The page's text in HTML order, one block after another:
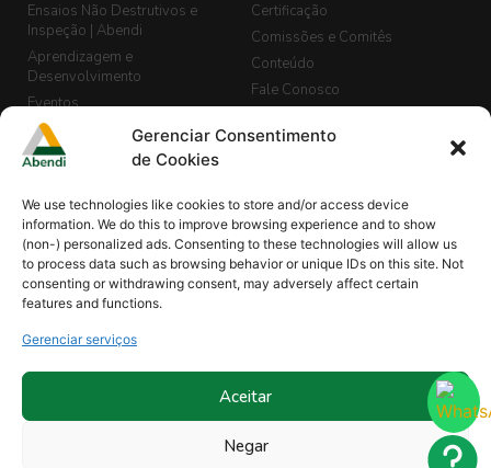
Gerenciar Consentimento
de Cookies
We use technologies like cookies to store and/or access device
information. We do this to improve browsing experience and to show
(non-) personalized ads. Consenting to these technologies will allow us
to process data such as browsing behavior or unique IDs on this site. Not
consenting or withdrawing consent, may adversely affect certain
features and functions.
Gerenciar serviços
Aceitar
Negar
Ensaios Não Destrutivos e
Inspeção | Abendi
Aprendizagem e
Desenvolvimento
Eventos
Banco de Currículos
Cadastro de Vagas
Blog Abendi Digital
Certificação
Comissões e Comitês
Conteúdo
Fale Conosco
Guia de END, Inspeção e
Minha Abendi
END
Projetos
Treinamentos
Treinamento In Company